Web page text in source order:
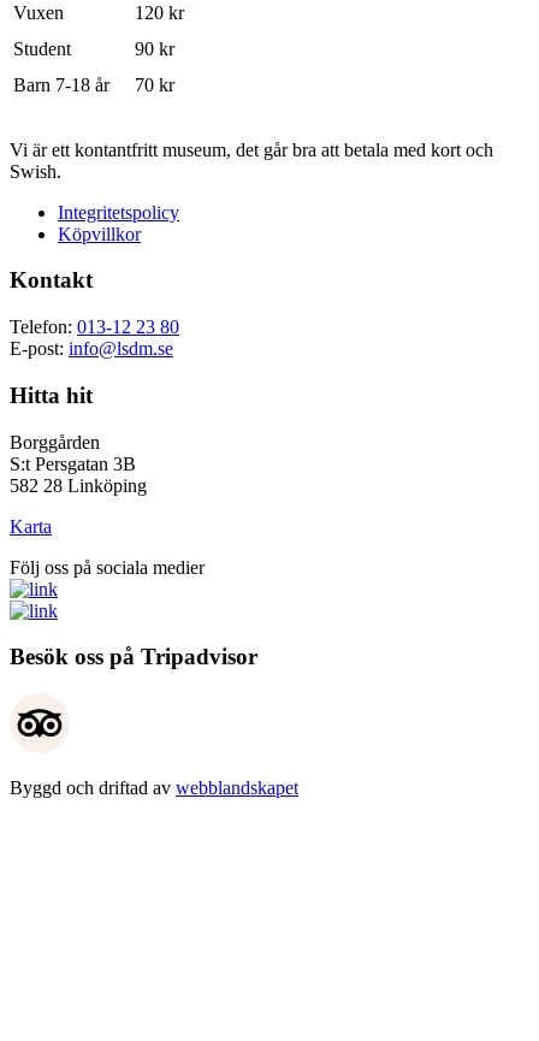
Vuxen
120 kr
Student
90 kr
Barn 7-18 år
70 kr
Vi är ett kontantfritt museum, det går bra att betala med kort och
Swish.
Integritetspolicy
Köpvillkor
Kontakt
Telefon: 013-12 23 80
E-post: info@lsdm.se
Hitta hit
Borggården
S:t Persgatan 3B
582 28 Linköping
Karta
Följ oss på sociala medier
Besök oss på Tripadvisor
Byggd och driftad av webblandskapet